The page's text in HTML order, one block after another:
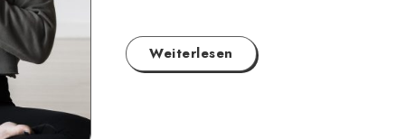
Weiterlesen